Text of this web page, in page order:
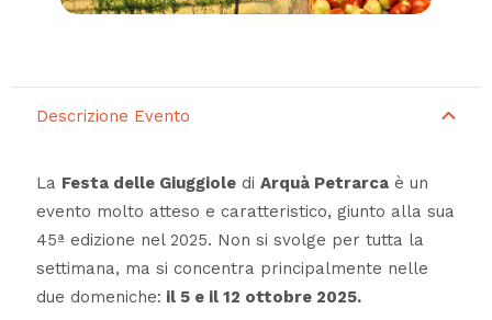
Descrizione Evento
La Festa delle Giuggioledi Arquà Petrarcaè un
evento molto atteso e caratteristico, giunto alla sua
45ª edizione nel 2025. Non si svolge per tutta la
settimana, ma si concentra principalmente nelle
due domeniche: il 5 e il 12 ottobre 2025.